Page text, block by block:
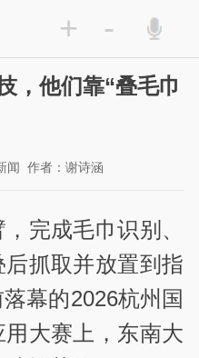
+ -
，他们靠“叠毛巾
闻 作者：谢诗涵
完成毛巾识别、
抓取并放置到指
幕的2026杭州国
大赛上，东南大